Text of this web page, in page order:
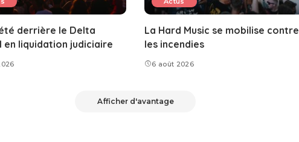
derrière le Delta
en liquidation judiciaire
La Hard Music se mobilise contre
les incendies
6 août 2026
Afficher d'avantage